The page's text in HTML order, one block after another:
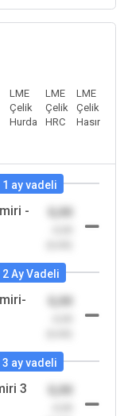
LME
Çelik
Hurda
LME
Çelik
HRC
LME
Çelik
Hasır
ay vadeli
-
Ay Vadeli
ay vadeli
3